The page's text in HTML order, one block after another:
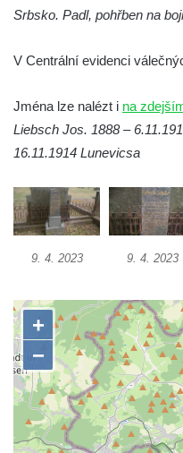
Pomník obětem 1.
Pomník obětem 2.
Plavu
Kenotaf Leopolda
Dolním Podluží
Dolním Podluží
Dolním Podluží
Kenotaf Josefa Stolle na
Podluží
Pomník obětem 1.
židovském hřbitově v
Hrob Aloise
Srbsko. Padl, pohřben na
V Centrální evidenci
Jména lze nalézt i na
Liebsch Jos. 1888 –
16.11.1914 Lunevicsa
9. 4. 2023 9. 4. 2023